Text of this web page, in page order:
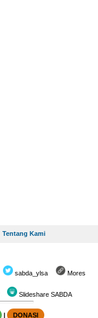
Tentang Kami
sabda_ylsa Mores
Slideshare SABDA
| DONASI